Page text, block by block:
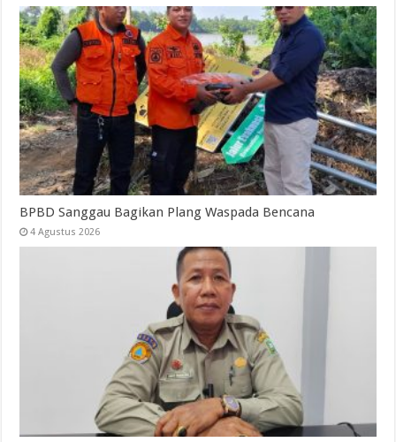
BPBD Sanggau Bagikan Plang Waspada Bencana
4 Agustus 2026